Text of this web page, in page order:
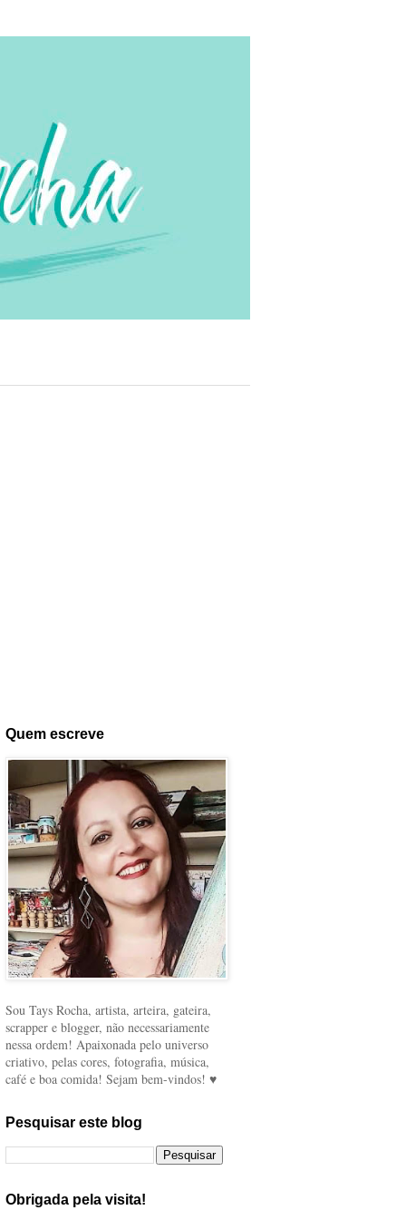
Quem escreve
Sou Tays Rocha, artista, arteira, gateira,
scrapper e blogger, não necessariamente
nessa ordem! Apaixonada pelo universo
criativo, pelas cores, fotografia, música,
café e boa comida! Sejam bem-vindos! ♥
Pesquisar este blog
Obrigada pela visita!